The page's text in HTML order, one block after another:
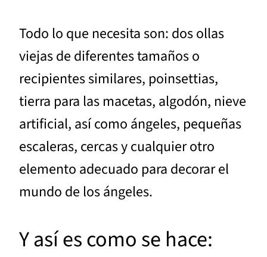
Todo lo que necesita son: dos ollas
viejas de diferentes tamaños o
recipientes similares, poinsettias,
tierra para las macetas, algodón, nieve
artificial, así como ángeles, pequeñas
escaleras, cercas y cualquier otro
elemento adecuado para decorar el
mundo de los ángeles.
Y así es como se hace: